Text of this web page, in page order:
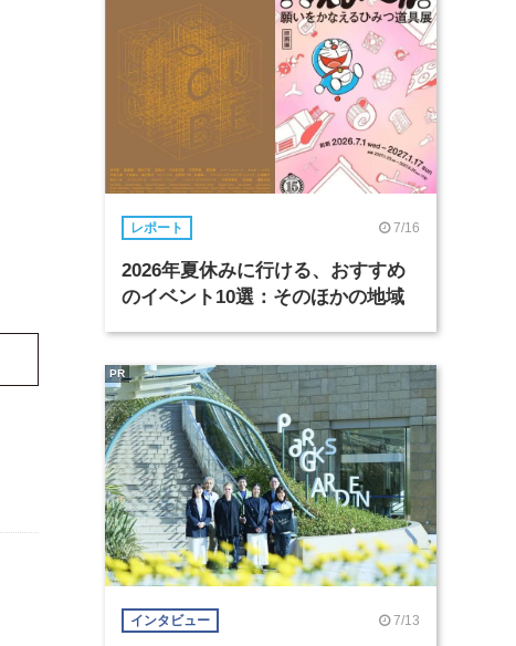
レポート 7/16
2026年夏休みに行ける、おすすめ
のイベント10選：そのほかの地域
インタビュー 7/13
PR